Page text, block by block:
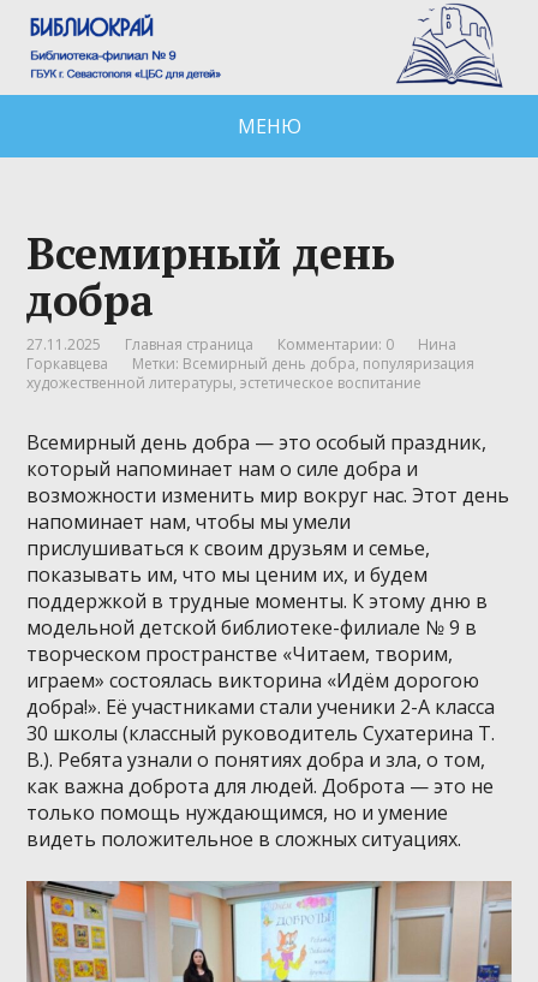
МЕНЮ
Всемирный день
добра
27.11.2025 Главная страница Комментарии: 0
Нина
Горкавцева
Метки: Всемирный день добра, популяризация
художественной литературы,эстетическое воспитание
Всемирный день добра — это особый праздник,
который напоминает нам о силе добра и
возможности изменить мир вокруг нас. Этот день
напоминает нам, чтобы мы умели
прислушиваться к своим друзьям и семье,
показывать им, что мы ценим их, и будем
поддержкой в трудные моменты. К этому дню в
модельной детской библиотеке-филиале № 9 в
творческом пространстве «Читаем, творим,
играем» состоялась викторина «Идём дорогою
добра!». Её участниками стали ученики 2-А класса
30 школы (классный руководитель Сухатерина Т.
В.). Ребята узнали о понятиях добра и зла, о том,
как важна доброта для людей. Доброта — это не
только помощь нуждающимся, но и умение
видеть положительное в сложных ситуациях.